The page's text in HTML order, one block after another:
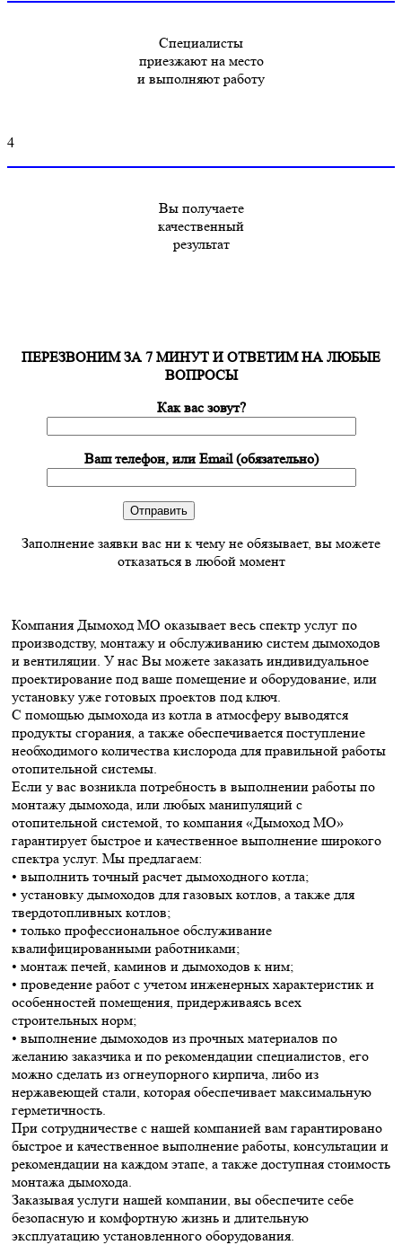
Специалисты
приезжают на место
и выполняют работу
4
Вы получаете
качественный
результат
ПЕРЕЗВОНИМ ЗА 7 МИНУТ И ОТВЕТИМ НА ЛЮБЫЕ
ВОПРОСЫ
Как вас зовут?
Ваш телефон, или Email (обязательно)
Заполнение заявки вас ни к чему не обязывает, вы можете
отказаться в любой момент
Компания Дымоход МО оказывает весь спектр услуг по
производству, монтажу и обслуживанию систем дымоходов
и вентиляции. У нас Вы можете заказать индивидуальное
проектирование под ваше помещение и оборудование, или
установку уже готовых проектов под ключ.
С помощью дымохода из котла в атмосферу выводятся
продукты сгорания, а также обеспечивается поступление
необходимого количества кислорода для правильной работы
отопительной системы.
Если у вас возникла потребность в выполнении работы по
монтажу дымохода, или любых манипуляций с
отопительной системой, то компания «Дымоход МО»
гарантирует быстрое и качественное выполнение широкого
спектра услуг. Мы предлагаем:
• выполнить точный расчет дымоходного котла;
• установку дымоходов для газовых котлов, а также для
твердотопливных котлов;
• только профессиональное обслуживание
квалифицированными работниками;
• монтаж печей, каминов и дымоходов к ним;
• проведение работ с учетом инженерных характеристик и
особенностей помещения, придерживаясь всех
строительных норм;
• выполнение дымоходов из прочных материалов по
желанию заказчика и по рекомендации специалистов, его
можно сделать из огнеупорного кирпича, либо из
нержавеющей стали, которая обеспечивает максимальную
герметичность.
При сотрудничестве с нашей компанией вам гарантировано
быстрое и качественное выполнение работы, консультации и
рекомендации на каждом этапе, а также доступная стоимость
монтажа дымохода.
Заказывая услуги нашей компании, вы обеспечите себе
безопасную и комфортную жизнь и длительную
эксплуатацию установленного оборудования.